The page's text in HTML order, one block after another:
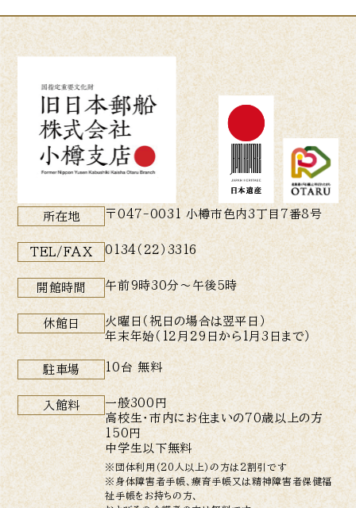
所在地 〒047-0031 小樽市色内3丁目7番8号
TEL/FAX 0134（22）3316
開館時間 午前9時30分〜午後5時
休館日
火曜日（祝日の場合は翌平日）
年末年始（12月29日から1月3日まで）
駐車場 10台 無料
入館料
一般300円
高校生・市内にお住まいの70歳以上の方
150円
中学生以下無料
※団体利用（20人以上）の方は2割引です
※身体障害者手帳、療育手帳又は精神障害者保健福
祉手帳をお持ちの方、